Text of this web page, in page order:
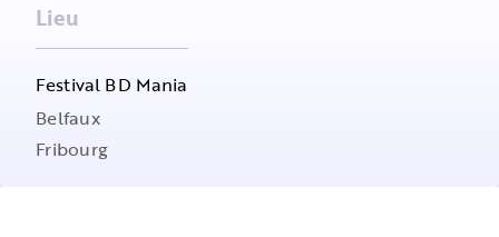
Lieu
Festival BD Mania
Belfaux
Fribourg